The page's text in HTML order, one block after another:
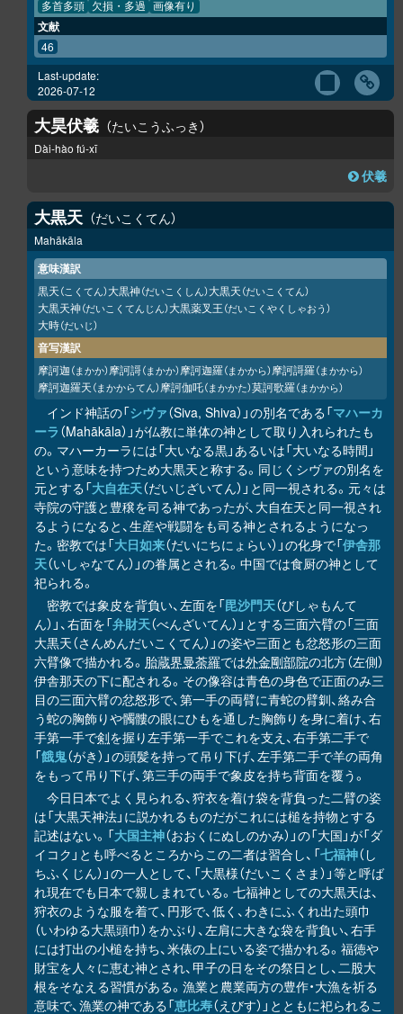
多首多頭 欠損・多過 画像有り
文献
46
Last-update:
2026-07-12
大昊伏羲 たいこうふっき
Dài-hào fú-xī
伏羲
大黒天 だいこくてん
Mahākāla
意味漢訳
黒天（こくてん）大黒神（だいこくしん）大黒天（だいこくてん）
大黒天神（だいこくてんじん）大黒薬叉王（だいこくやくしゃおう）
大時（だいじ）
音写漢訳
摩訶迦（まかか）摩訶謌（まかか）摩訶迦羅（まかから）摩訶謌羅（まかから）
摩訶迦羅天（まかからてん）摩訶伽吒（まかかた）莫訶歌羅（まかから）
インド神話の「シヴァ（Siva, Shiva）」の別名である「マハーカ
ーラ （Mahākāla）」が仏教に単体の神として取り入れられたも
の。マハーカーラには「大いなる黒」あるいは「大いなる時間」
という意味を持つため大黒天と称する。同じくシヴァの別名を
元とする「大自在天（だいじざいてん）」と同一視される。元々は
寺院の守護と豊穣を司る神であったが、大自在天と同一視され
るようになると、生産や戦闘をも司る神とされるようになっ
た。密教では「大日如来（だいにちにょらい）」の化身で「伊舎那
天（いしゃなてん）」の眷属とされる。中国では食厨の神として
祀られる。
密教では象皮を背負い、左面を「毘沙門天（びしゃもんて
ん）」、右面を「弁財天（べんざいてん）」とする三面六臂の「三面
大黒天（さんめんだいこくてん）」の姿や三面とも忿怒形の三面
六臂像で描かれる。 胎蔵界曼荼羅では外金剛部院の北方（左側）
伊舎那天の下に配される。その像容は青色の身色で正面のみ三
目の三面六臂の忿怒形で、第一手の両臂に青蛇の臂釧、絡み合
う蛇の胸飾りや髑髏の眼にひもを通した胸飾りを身に着け、右
手第一手で剣を握り左手第一手でこれを支え、右手第二手で
「餓鬼（がき）」の頭髪を持って吊り下げ、左手第二手で羊の両角
をもって吊り下げ、第三手の両手で象皮を持ち背面を覆う。
今日日本でよく見られる、狩衣を着け袋を背負った二臂の姿
は「大黒天神法」に説かれるものだがこれには槌を持物とする
記述はない。「大国主神（おおくにぬしのかみ）」の「大国」が「ダ
イコク」とも呼べるところからこの二者は習合し、「七福神（し
ちふくじん）」の一人として、「大黒様（だいこくさま）」等と呼ば
れ現在でも日本で親しまれている。七福神としての大黒天は、
狩衣のような服を着て、円形で、低く、わきにふくれ出た頭巾
（いわゆる大黒頭巾）をかぶり、左肩に大きな袋を背負い、右手
には打出の小槌を持ち、米俵の上にいる姿で描かれる。福徳や
財宝を人々に恵む神とされ、甲子の日をその祭日とし、二股大
根をそなえる習慣がある。漁業と農業両方の豊作・大漁を祈る
意味で、漁業の神である「恵比寿（えびす）」とともに祀られるこ